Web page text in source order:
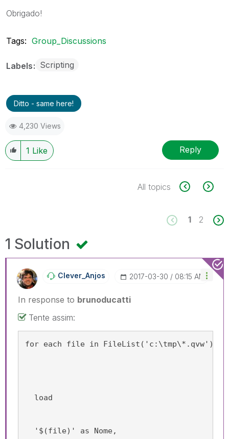
Obrigado!
Tags: Group_Discussions
Labels Scripting
Ditto - same here!
4,230 Views
1 Like Reply
All topics
1 2
1 Solution
Clever_Anjos ‎2017-03-30 08:15 AM
In response to brunoducatti
Tente assim:
for each file in FileList('c:\tmp\*.qvw')
load
'$(file)' as Nome,